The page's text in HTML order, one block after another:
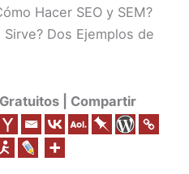
Hacer SEO y SEM?
Sirve? Dos Ejemplos de
| Compartir